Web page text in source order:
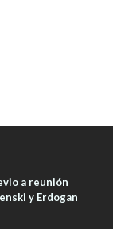
a reunión
y Erdogan